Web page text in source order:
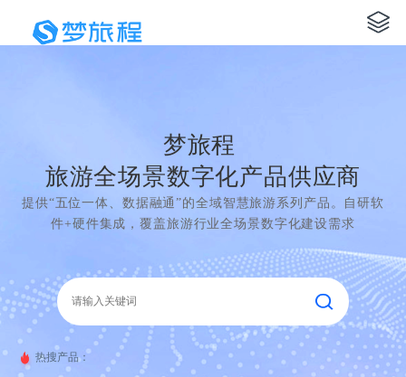
梦旅程
旅游全场景数字化产品供应商
提供“五位一体、数据融通”的全域智慧旅游系列产品。自研软
件+硬件集成，覆盖旅游行业全场景数字化建设需求
热搜产品：